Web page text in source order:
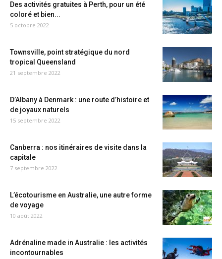
Des activités gratuites à Perth, pour un été
coloré et bien...
5 octobre 2022
Townsville, point stratégique du nord
tropical Queensland
21 septembre 2022
D’Albany à Denmark : une route d’histoire et
de joyaux naturels
15 septembre 2022
Canberra : nos itinéraires de visite dans la
capitale
7 septembre 2022
L’écotourisme en Australie, une autre forme
de voyage
10 août 2022
Adrénaline made in Australie : les activités
incontournables